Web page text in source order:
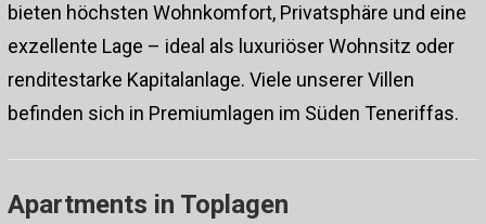
bieten höchsten Wohnkomfort, Privatsphäre und eine
exzellente Lage – ideal als luxuriöser Wohnsitz oder
renditestarke Kapitalanlage. Viele unserer Villen
befinden sich in Premiumlagen im Süden Teneriffas.
Apartments in Toplagen